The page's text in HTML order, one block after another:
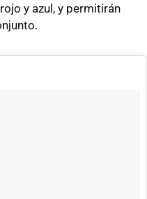
y azul, y permitirán